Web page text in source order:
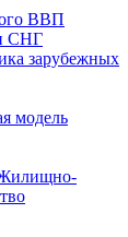
ВВП
СНГ
зарубежных
модель